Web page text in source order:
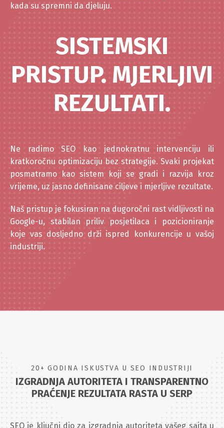
kada su spremni da djeluju.
SISTEMSKI
PRISTUP. MJERLJIVI
REZULTATI.
Ne radimo SEO kao jednokratnu intervenciju ili
kratkoročnu optimizaciju bez strategije. Svaki projekat
posmatramo kao sistem koji se gradi i razvija kroz
vrijeme, uz jasno definisane ciljeve i mjerljive rezultate.
Naš pristup je fokusiran na dugoročni rast vidljivosti na
Google-u, stabilan priliv posjetilaca i pozicioniranje
koje vas dosljedno drži ispred konkurencije u vašoj
industriji.
20+ GODINA ISKUSTVA U SEO INDUSTRIJI
IZGRADNJA AUTORITETA I TRANSPARENTNO
PRAĆENJE REZULTATA RASTA U SERP
SEO je ključni dio za izgradnja autoriteta vašeg sajta u